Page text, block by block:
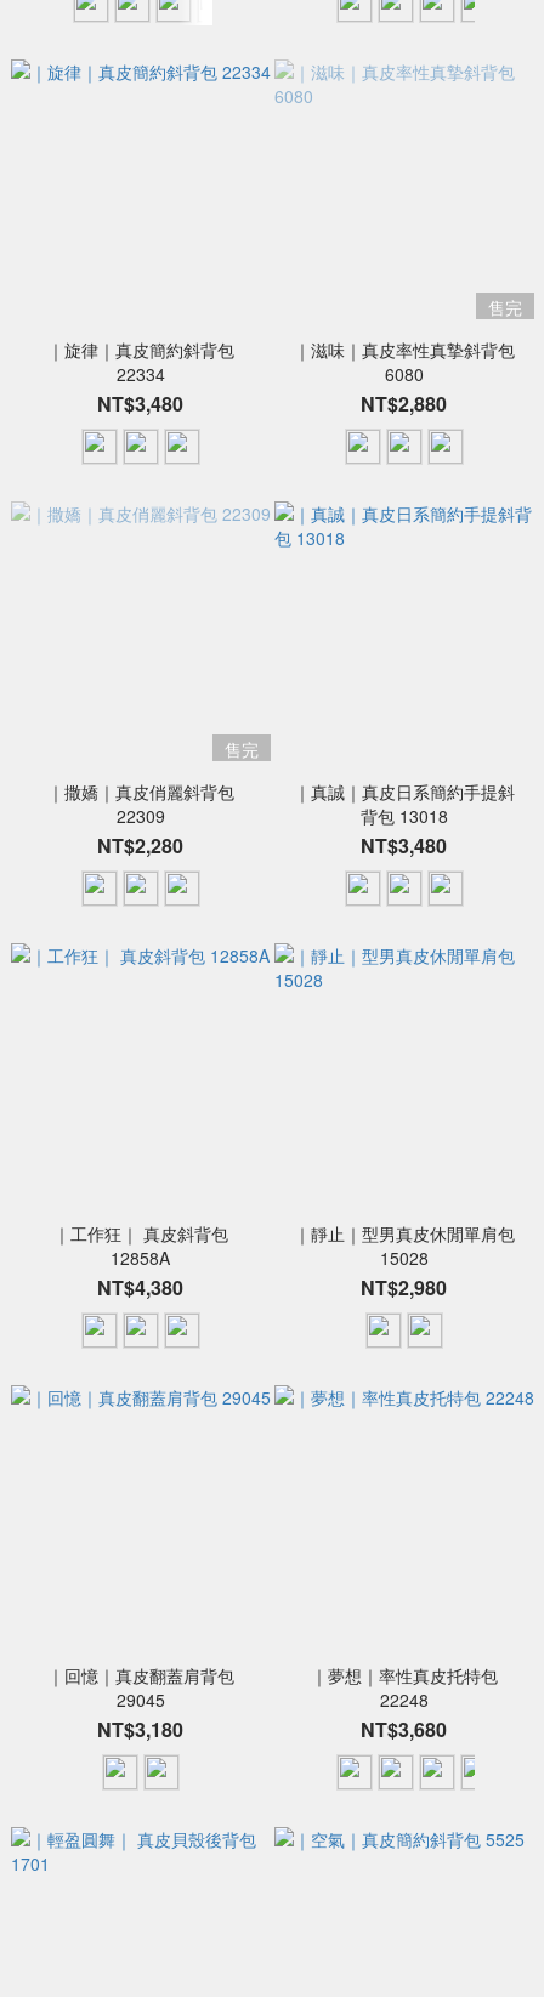
｜旋律｜真皮簡約斜背包
22334
NT$3,480
售完
｜滋味｜真皮率性真摯斜背包
6080
NT$2,880
售完
｜撒嬌｜真皮俏麗斜背包
22309
NT$2,280
｜真誠｜真皮日系簡約手提斜
背包 13018
NT$3,480
｜工作狂｜ 真皮斜背包
12858A
NT$4,380
｜靜止｜型男真皮休閒單肩包
15028
NT$2,980
｜回憶｜真皮翻蓋肩背包
29045
NT$3,180
｜夢想｜率性真皮托特包
22248
NT$3,680